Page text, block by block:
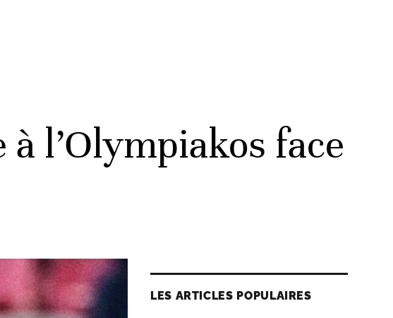
l’Olympiakos face
LES ARTICLES POPULAIRES